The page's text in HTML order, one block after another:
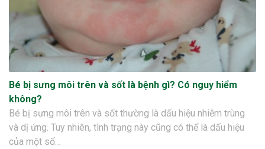
Bé bị sưng môi trên và sốt là bệnh gì? Có nguy hiểm
không?
Bé bị sưng môi trên và sốt thường là dấu hiệu nhiễm trùng
và dị ứng. Tuy nhiên, tình trạng này cũng có thể là dấu hiệu
của một số…